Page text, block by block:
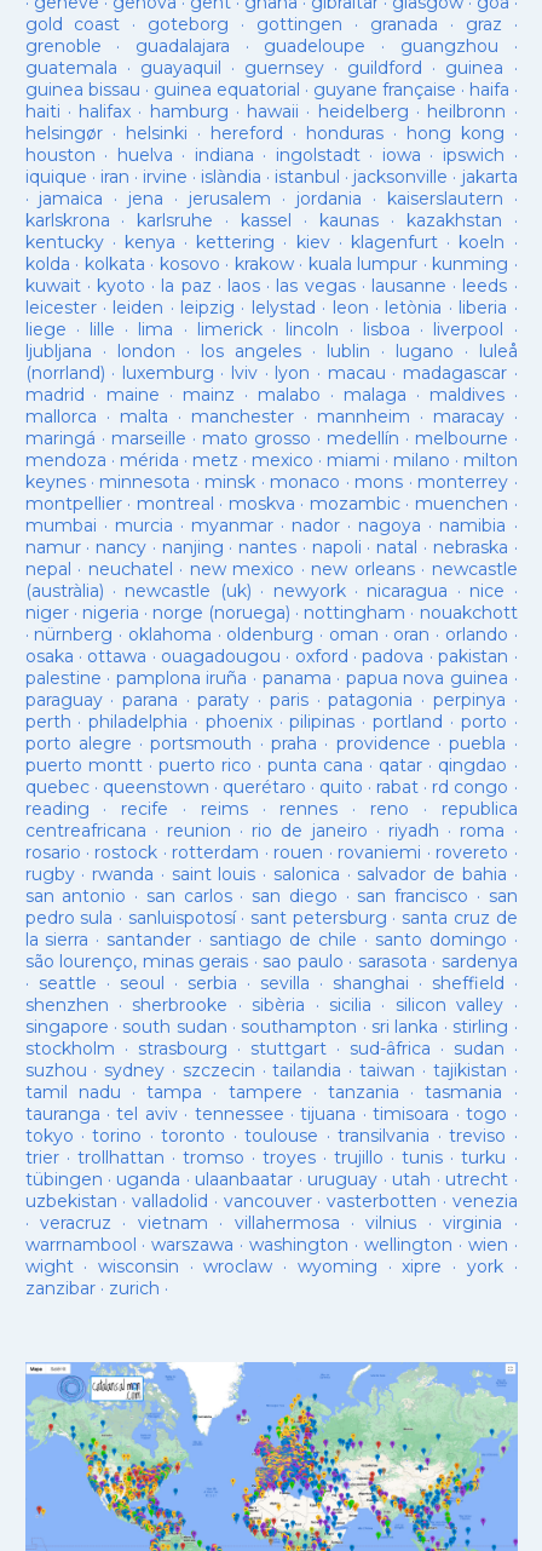
gold coast · goteborg · gottingen · granada · graz ·
grenoble · guadalajara · guadeloupe · guangzhou ·
guatemala · guayaquil · guernsey· guildford · guinea ·
guinea bissau · guinea equatorial · guyane française · haifa ·
haiti · halifax · hamburg · hawaii · heidelberg · heilbronn ·
helsingør· helsinki · hereford · honduras· hong kong ·
houston · huelva · indiana · ingolstadt· iowa · ipswich ·
iquique · iran · irvine · islàndia · istanbul · jacksonville · jakarta
· jamaica · jena · jerusalem · jordania · kaiserslautern ·
karlskrona · karlsruhe · kassel · kaunas· kazakhstan ·
kentucky· kenya · kettering · kiev· klagenfurt · koeln ·
kolda · kolkata · kosovo · krakow· kuala lumpur · kunming ·
kuwait· kyoto · la paz · laos· las vegas· lausanne · leeds ·
leicester· leiden · leipzig · lelystad · leon · letònia · liberia ·
liege · lille · lima · limerick· lincoln · lisboa · liverpool ·
ljubljana · london · los angeles· lublin · lugano · luleå
(norrland) · luxemburg · lviv · lyon · macau · madagascar·
madrid · maine · mainz · malabo · malaga · maldives·
mallorca · malta · manchester· mannheim · maracay·
maringá · marseille · mato grosso · medellín · melbourne ·
mendoza · mérida · metz · mexico · miami · milano · milton
keynes· minnesota · minsk · monaco · mons · monterrey ·
montpellier· montreal · moskva · mozambic· muenchen ·
mumbai · murcia · myanmar· nador · nagoya · namibia ·
namur· nancy · nanjing · nantes · napoli · natal · nebraska ·
nepal · neuchatel · new mexico · new orleans· newcastle
(austràlia) · newcastle (uk) · newyork· nicaragua · nice ·
niger· nigeria · norge (noruega) · nottingham · nouakchott
· nürnberg · oklahoma · oldenburg · oman · oran · orlando ·
osaka · ottawa · ouagadougou · oxford ·padova ·pakistan ·
palestine · pamplona iruña · panama · papua nova guinea ·
paraguay· parana ·paraty · paris·patagonia · perpinya ·
perth ·philadelphia · phoenix·pilipinas ·portland · porto ·
porto alegre ·portsmouth ·praha · providence ·puebla ·
puerto montt· puerto rico ·punta cana · qatar · qingdao ·
quebec· queenstown · querétaro · quito · rabat · rd congo ·
reading · recife · reims· rennes · reno · republica
centreafricana · reunion · rio de janeiro · riyadh · roma ·
rosario · rostock · rotterdam · rouen · rovaniemi · rovereto ·
rugby· rwanda · saint louis · salonica · salvador de bahia ·
san antonio · san carlos· san diego · san francisco · san
pedro sula · sanluispotosí· sant petersburg · santa cruz de
la sierra · santander · santiago de chile · santo domingo ·
são lourenço, minas gerais · sao paulo · sarasota · sardenya
· seattle · seoul · serbia · sevilla · shanghai · sheffield ·
shenzhen · sherbrooke · sibèria · sicilia · silicon valley ·
singapore · south sudan · southampton · sri lanka · stirling ·
stockholm · strasbourg · stuttgart· sud-âfrica · sudan ·
suzhou · sydney · szczecin ·tailandia ·taiwan · tajikistan ·
tamil nadu ·tampa · tampere · tanzania ·tasmania ·
tauranga ·tel aviv· tennessee ·tijuana ·timisoara ·togo ·
tokyo ·torino ·toronto ·toulouse ·transilvania ·treviso ·
trier· trollhattan · tromso · troyes·trujillo ·tunis ·turku ·
tübingen · uganda · ulaanbaatar · uruguay · utah · utrecht ·
uzbekistan · valladolid · vancouver· vasterbotten · venezia
· veracruz · vietnam · villahermosa ·vilnius ·virginia ·
warrnambool ·warszawa ·washington · wellington · wien ·
wight· wisconsin ·wroclaw · wyoming ·xipre · york·
zanzibar· zurich ·